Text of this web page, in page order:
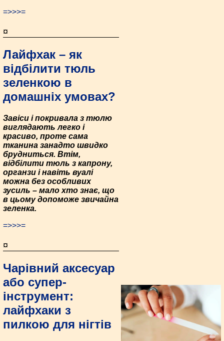
=>>>=
¤
Лайфхак – як
відбілити тюль
зеленкою в
домашніх умовах?
Завіси і покривала з тюлю
виглядають легко і
красиво, проте сама
тканина занадто швидко
брудниться. Втім,
відбілити тюль з капрону,
органзи і навіть вуалі
можна без особливих
зусиль – мало хто знає, що
в цьому допоможе звичайна
зеленка.
=>>>=
¤
Чарівний аксесуар
або супер-
інструмент:
лайфхаки з
пилкою для нігтів